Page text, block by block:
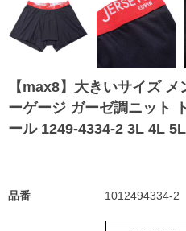
【max8】大きいサイズ
ーゲージ ガーゼ調ニット
ール 1249-4334-2 3L 4L
品番 1012494334-2